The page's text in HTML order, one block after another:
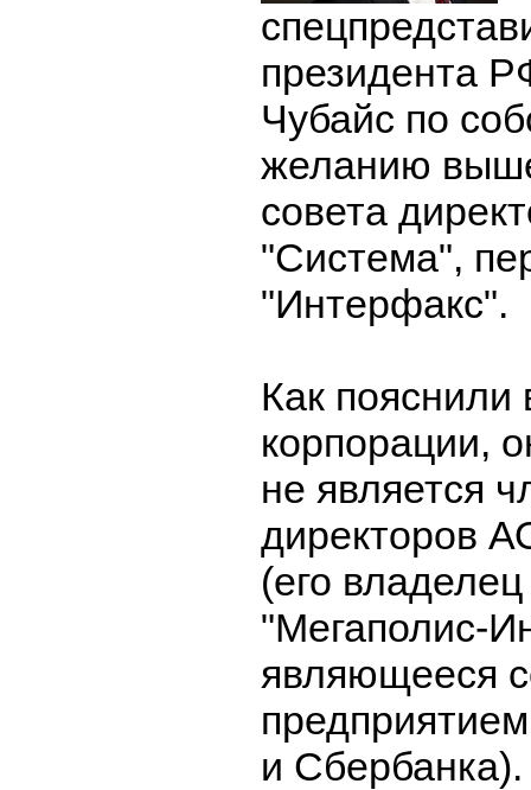
президента
Чубайс по
желанию
совета
"Система",
"Интерфакс".
Как пояснили
корпорации,
не является
директоров
(его
"Мегаполис-
являющееся
и